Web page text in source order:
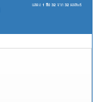
แสดง 1 ถึง 32 จาก 32 ผลลัพธ์